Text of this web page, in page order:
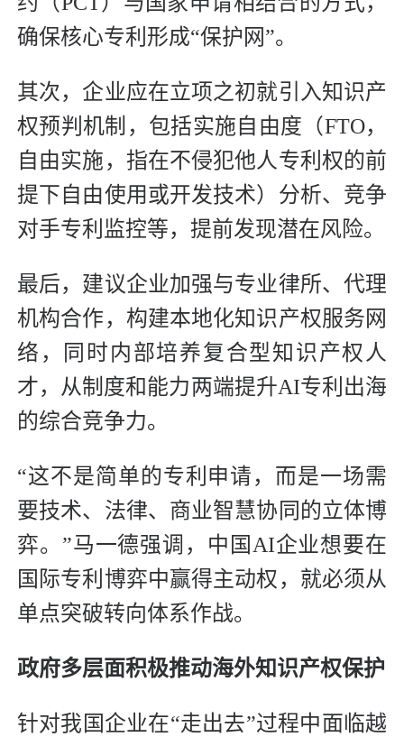
确保核心专利形成“保护网”。
其次，企业应在立项之初就引入知识产
权预判机制，包括实施自由度（FTO，
自由实施，指在不侵犯他人专利权的前
提下自由使用或开发技术）分析、竞争
对手专利监控等，提前发现潜在风险。
最后，建议企业加强与专业律所、代理
机构合作，构建本地化知识产权服务网
络，同时内部培养复合型知识产权人
才，从制度和能力两端提升AI专利出海
的综合竞争力。
“这不是简单的专利申请，而是一场需
要技术、法律、商业智慧协同的立体博
弈。”马一德强调，中国AI企业想要在
国际专利博弈中赢得主动权，就必须从
单点突破转向体系作战。
政府多层面积极推动海外知识产权保护
针对我国企业在“走出去”过程中面临越